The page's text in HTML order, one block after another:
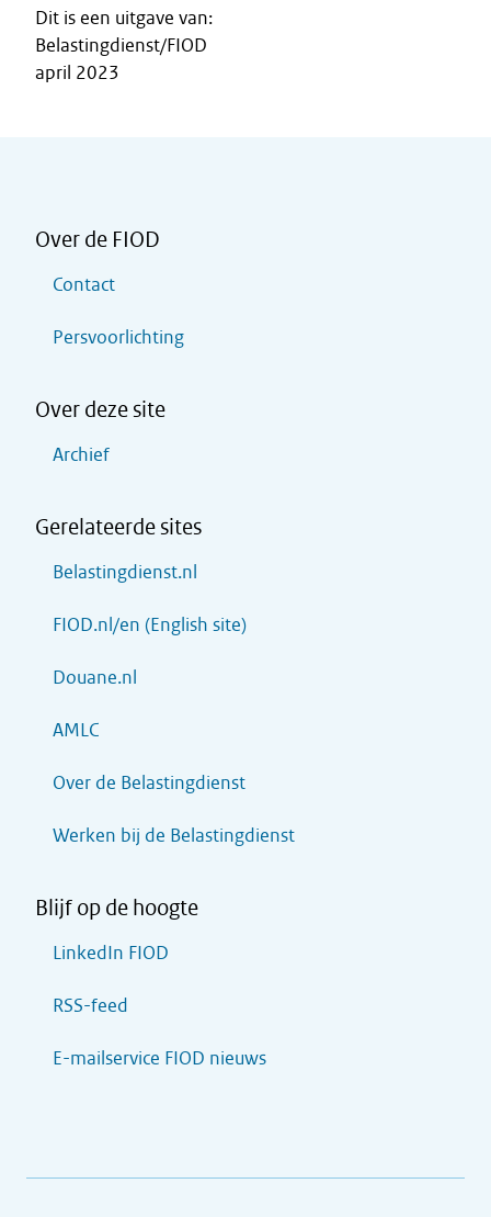
Dit is een uitgave van:
Belastingdienst/FIOD
april 2023
Over de FIOD
Contact
Persvoorlichting
Over deze site
Archief
Gerelateerde sites
Belastingdienst.nl
FIOD.nl/en (English site)
Douane.nl
AMLC
Over de Belastingdienst
Werken bij de Belastingdienst
Blijf op de hoogte
LinkedIn FIOD
RSS-feed
E-mailservice FIOD nieuws